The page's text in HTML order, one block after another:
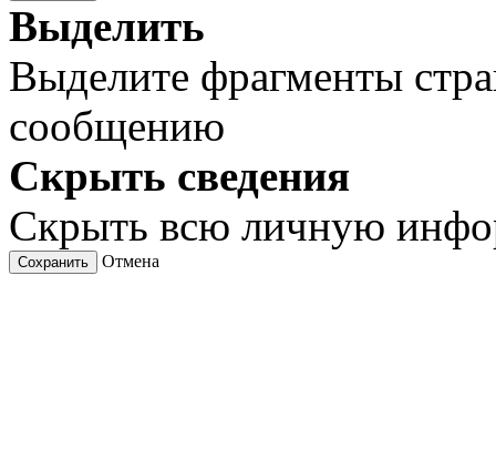
Выделить
Выделите фрагменты
сообщению
Скрыть сведения
Скрыть всю личную
Сохранить Отмена